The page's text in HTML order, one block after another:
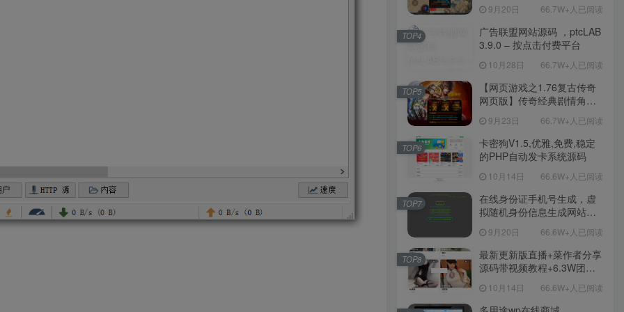
手游-Win服务端源码视频架
设教程-新版GM多功能网页
授权物品后台-九层妖塔-法宠
系统-历练殿堂-尸家重地-GM
直冲网页后台-安卓苹果IOS
双端版本！
9月20日 66.7W+人已阅读
广告联盟网站源码 ，ptcLAB
3.9.0 – 按点击付费平台
10月28日 66.7W+人已阅读
TOP4
【网页游戏之1.76复古传奇
网页版】传奇经典剧情角色
Win服务端源码视频架设教
程！
9月23日 66.7W+人已阅读
TOP5
卡密狗V1.5,优雅,免费,稳定
的PHP自动发卡系统源码
10月14日 66.6W+人已阅读
TOP6
在线身份证手机号生成，虚
拟随机身份信息生成网站源
9月20日 66.6W+人已阅读
TOP7
最新更新版直播+菜作者分享
源码带视频教程+6.3W团购
【源码+教程】
10月14日 66.6W+人已阅读
TOP8